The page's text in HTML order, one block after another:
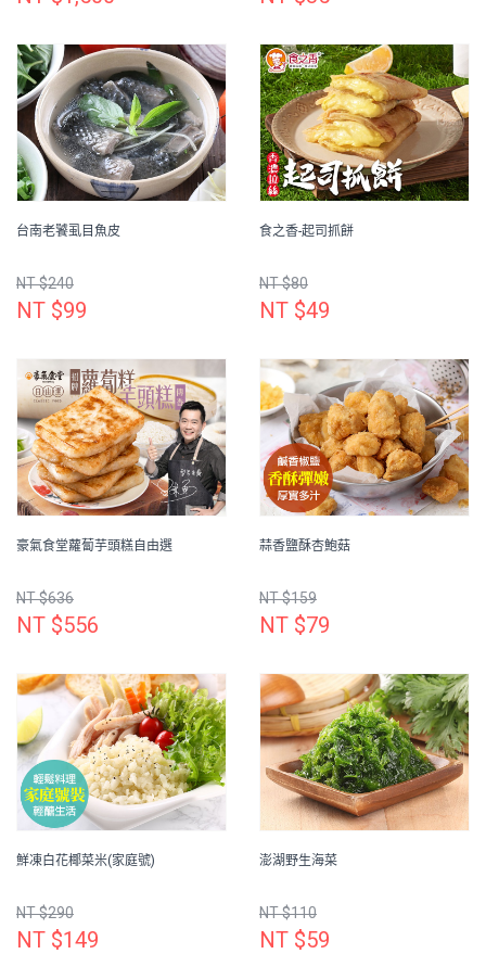
台南老饕虱目魚皮
NT $240
NT $99
食之香-起司抓餅
NT $80
NT $49
豪氣食堂蘿蔔芋頭糕自由選
NT $636
NT $556
蒜香鹽酥杏鮑菇
NT $159
NT $79
鮮凍白花椰菜米(家庭號)
NT $290
NT $149
澎湖野生海菜
NT $110
NT $59